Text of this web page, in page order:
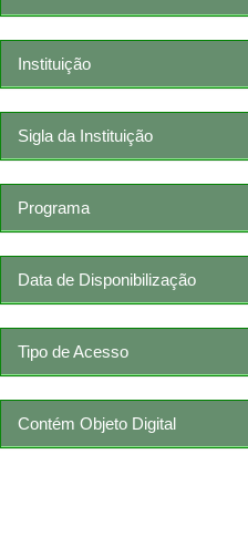
Instituição
Sigla da Instituição
Programa
Data de Disponibilização
Tipo de Acesso
Contém Objeto Digital